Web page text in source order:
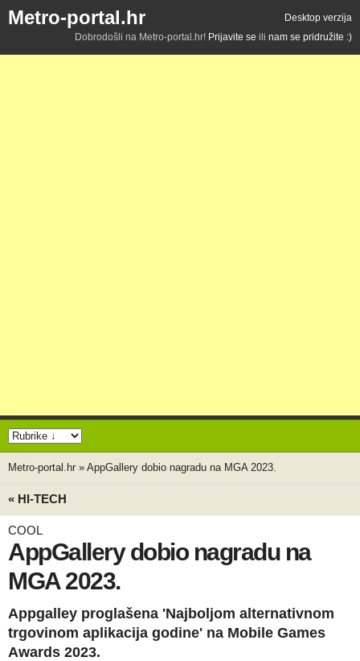
Metro-portal.hr
Desktop verzija
Dobrodošli na Metro-portal.hr! Prijavite se ili nam se pridružite :)
Metro-portal.hr » AppGallery dobio nagradu na MGA 2023.
« HI-TECH
COOL
AppGallery dobio nagradu na
MGA 2023.
Appgalley proglašena 'Najboljom alternativnom
trgovinom aplikacija godine' na Mobile Games
Awards 2023.